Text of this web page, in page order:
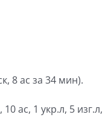
8 ас за 34 мин).
ас, 1 укр.л, 5 изг.л,